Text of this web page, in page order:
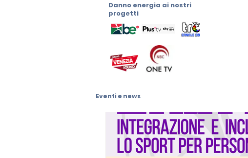
Danno energia ai nostri
progetti
Eventi e news